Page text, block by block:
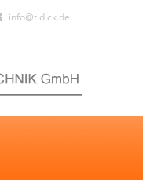
info@tidick.de